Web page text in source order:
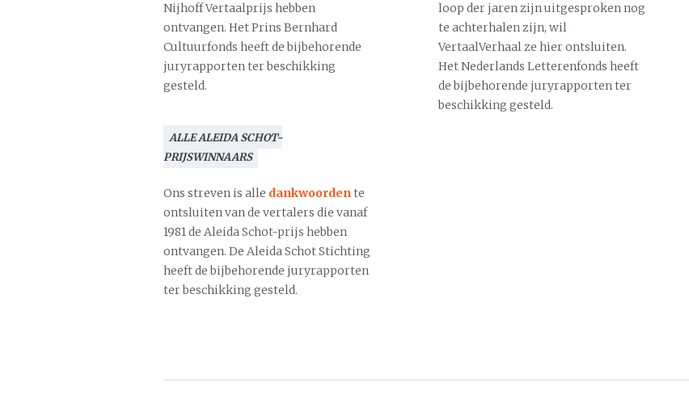
Nijhoff Vertaalprijs hebben
ontvangen. Het Prins Bernhard
Cultuurfonds heeft de bijbehorende
juryrapporten ter beschikking
gesteld.
ALLE ALEIDA SCHOT-
PRIJSWINNAARS
Ons streven is alle dankwoordente
ontsluiten van de vertalers die vanaf
1981 de Aleida Schot-prijs hebben
ontvangen. De Aleida Schot Stichting
heeft de bijbehorende juryrapporten
ter beschikking gesteld.
loop der jaren zijn uitgesproken nog
te achterhalen zijn, wil
VertaalVerhaal ze hier ontsluiten.
Het Nederlands Letterenfonds heeft
de bijbehorende juryrapporten ter
beschikking gesteld.